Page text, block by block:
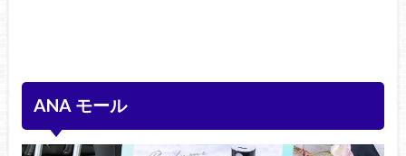
ANA モール